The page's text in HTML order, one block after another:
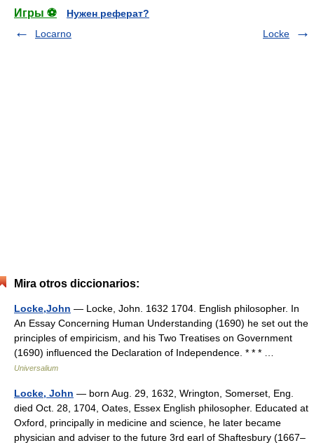
Игры ⚽
Нужен реферат?
Locarno
Locke
Mira otros diccionarios:
Locke,John — Locke, John. 1632 1704. English philosopher. In
An Essay Concerning Human Understanding (1690) he set out the
principles of empiricism, and his Two Treatises on Government
(1690) influenced the Declaration of Independence. * * * …
Universalium
Locke, John — born Aug. 29, 1632, Wrington, Somerset, Eng.
died Oct. 28, 1704, Oates, Essex English philosopher. Educated at
Oxford, principally in medicine and science, he later became
physician and adviser to the future 3rd earl of Shaftesbury (1667–